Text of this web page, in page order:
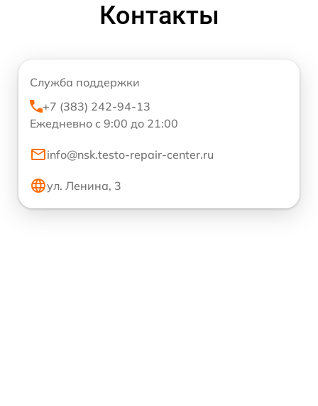
Контакты
Служба поддержки
+7 (383) 242-94-13
Ежедневно с 9:00 до 21:00
info@nsk.testo-repair-center.ru
ул. Ленина, 3